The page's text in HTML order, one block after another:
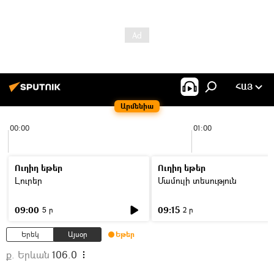
Արմենիա
ՀԱՅ
00:00 01:00
Ուղիղ եթեր
Լուրեր
09:00 5 ր
Ուղիղ եթեր
Մամուլի տեսություն
09:15 2 ր
Երեկ Այսօր Եթեր
ք. Երևան 106.0